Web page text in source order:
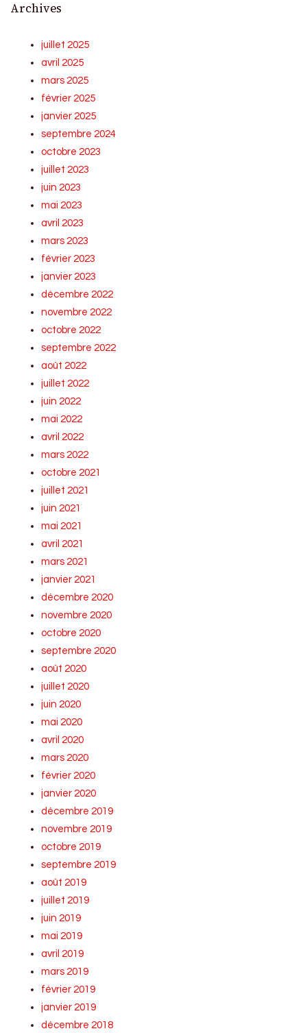
Archives
juillet 2025
avril 2025
mars 2025
février 2025
janvier 2025
septembre 2024
octobre 2023
juillet 2023
juin 2023
mai 2023
avril 2023
mars 2023
février 2023
janvier 2023
décembre 2022
novembre 2022
octobre 2022
septembre 2022
août 2022
juillet 2022
juin 2022
mai 2022
avril 2022
mars 2022
octobre 2021
juillet 2021
juin 2021
mai 2021
avril 2021
mars 2021
janvier 2021
décembre 2020
novembre 2020
octobre 2020
septembre 2020
août 2020
juillet 2020
juin 2020
mai 2020
avril 2020
mars 2020
février 2020
janvier 2020
décembre 2019
novembre 2019
octobre 2019
septembre 2019
août 2019
juillet 2019
juin 2019
mai 2019
avril 2019
mars 2019
février 2019
janvier 2019
décembre 2018